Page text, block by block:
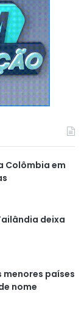
Colômbia em
deixa
menores países
nome